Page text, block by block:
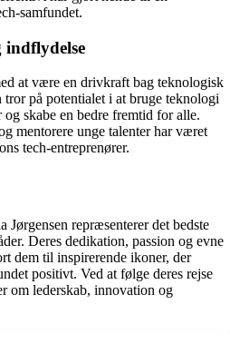
samfundet.
at være en drivkraft bag teknologisk
på potentialet i at bruge teknologi
skabe en bedre fremtid for alle.
mentorere unge talenter har været
tech-entreprenører.
Jørgensen repræsenterer det bedste
Deres dedikation, passion og evne
dem til inspirerende ikoner, der
positivt. Ved at følge deres rejse
om lederskab, innovation og